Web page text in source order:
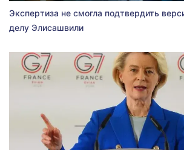
Экспертиза не смогла подтвердить
делу Элисашвили